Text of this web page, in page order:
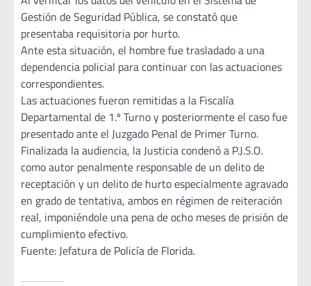
Gestión de Seguridad Pública, se constató que
presentaba requisitoria por hurto.
Ante esta situación, el hombre fue trasladado a una
dependencia policial para continuar con las actuaciones
correspondientes.
Las actuaciones fueron remitidas a la Fiscalía
Departamental de 1.º Turno y posteriormente el caso fue
presentado ante el Juzgado Penal de Primer Turno.
Finalizada la audiencia, la Justicia condenó a P.J.S.O.
como autor penalmente responsable de un delito de
receptación y un delito de hurto especialmente agravado
en grado de tentativa, ambos en régimen de reiteración
real, imponiéndole una pena de ocho meses de prisión de
cumplimiento efectivo.
Fuente: Jefatura de Policía de Florida.